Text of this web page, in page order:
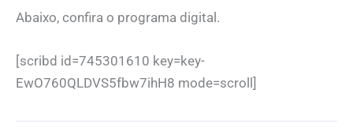
Abaixo, confira o programa digital.
[scribd id=745301610 key=key-
EwO760QLDVS5fbw7ihH8 mode=scroll]